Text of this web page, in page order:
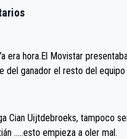
era hora.El Movistar
del ganador el resto del
es la mejoría de Enric Más
a Burgos sigue la mejoría,
la Vuelta.Ojalá.
Cian Uijtdebroeks, tampoco
…..esto empieza a oler mal.